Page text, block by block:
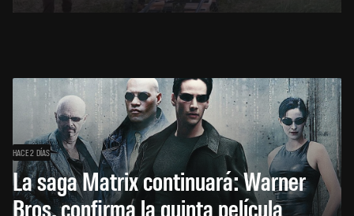
HACE 2 DÍAS
La saga Matrix continuará: Warner
Bros. confirma la quinta película